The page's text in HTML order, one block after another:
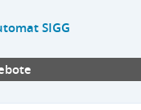
SIGG